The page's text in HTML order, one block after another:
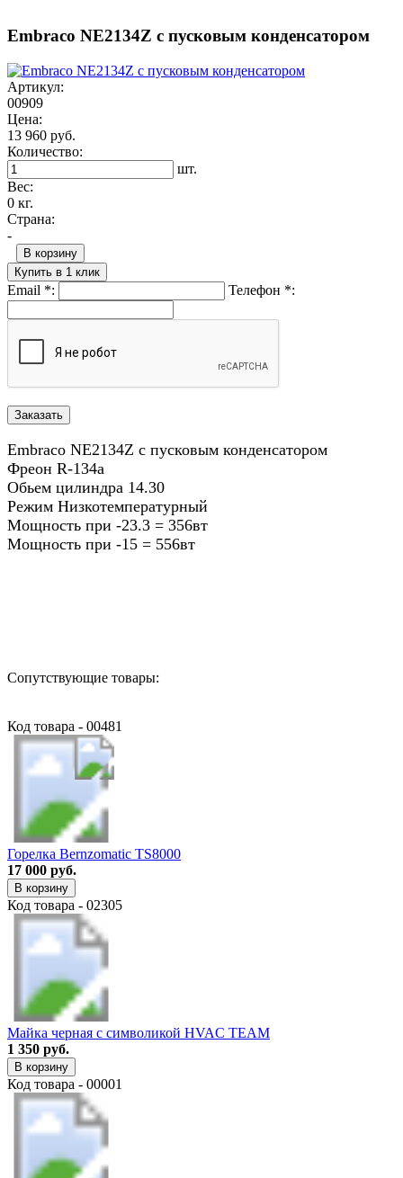
Embraco NE2134Z с пусковым конденсатором
Артикул:
00909
Цена:
13 960 руб.
Количество:
шт.
Вес:
0 кг.
Страна:
-
В корзину
Купить в 1 клик
Email *: Телефон *:
Embraco NE2134Z с пусковым конденсатором
Фреон R-134a
Обьем цилиндра 14.30
Режим Низкотемпературный
Мощность при -23.3 = 356вт
Мощность при -15 = 556вт
Сопутствующие товары:
Код товара - 00481
Горелка Bernzomatic TS8000
17 000 руб.
В корзину
Код товара - 02305
Майка черная с символикой HVAC TEAM
1 350 руб.
В корзину
Код товара - 00001